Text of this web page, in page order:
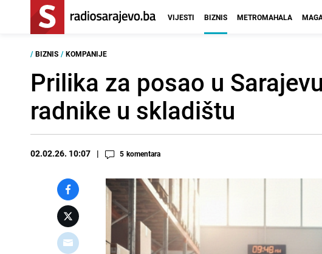
VIJESTI BIZNIS METROMAHALA
/ BIZNIS / KOMPANIJE
Prilika za posao u
radnike u skladištu
02.02.26. 10:07 5 komentara